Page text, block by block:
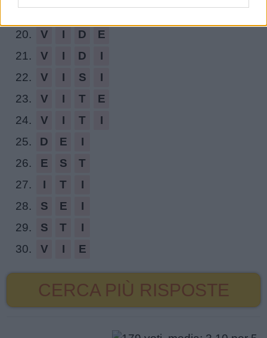
20.
V I D
E
21.
V I D
I
22.
V I S
I
23.
V I T
E
24.
V I T
I
25.
D E
I
26.
E S
T
27.
I T
I
28.
S E
I
29.
S T
I
30.
V I E
CERCA PIÙ RISPOSTE